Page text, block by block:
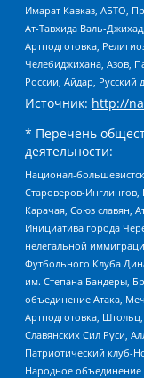
Имарат Кавказ, АБТО,
Ат-Тавхида Валь-
Артподготовка,
Челебиджихана, Азов,
России, Айдар, Русский
Источник: http://
* Перечень
деятельности:
Национал-
Староверов-
Карачая, Союз славян,
Инициатива города
нелегальной
Футбольного Клуба
им. Степана Бандеры,
объединение Атака,
Артподготовка,
Славянских Сил Руси,
Патриотический клуб-
Народное объединение